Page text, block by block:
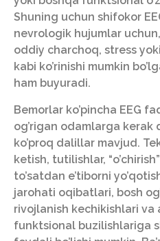
Shuning uchun shifokor
nevrologik hujumlar
oddiy charchoq, stress
kabi ko’rinishi mumkin
ham buyuradi.
Bemorlar ko’pincha EEG
og’rigan odamlarga kerak
ko’proq dalillar mavjud.
ketish, tutilishlar,
to’satdan e’tiborni
jarohati oqibatlari, bosh
rivojlanish kechikishlari va
funktsional buzilishlariga